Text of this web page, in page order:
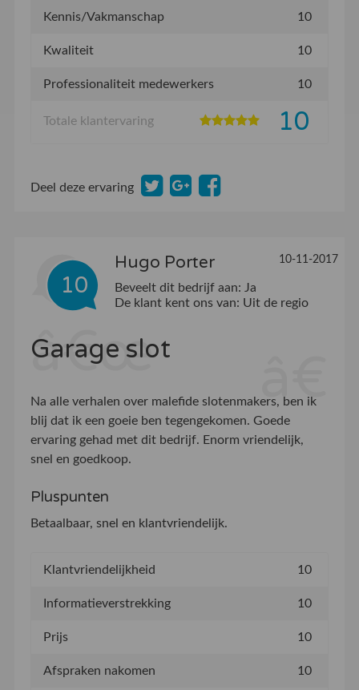
Kennis/Vakmanschap 10
Kwaliteit 10
Professionaliteit medewerkers 10
Totale klantervaring 10
Deel deze ervaring
10
Hugo Porter 10-11-2017
Beveelt dit bedrijf aan: Ja
De klant kent ons van: Uit de regio
Garage slot
Na alle verhalen over malefide slotenmakers, ben ik
blij dat ik een goeie ben tegengekomen. Goede
ervaring gehad met dit bedrijf. Enorm vriendelijk,
snel en goedkoop.
Pluspunten
Betaalbaar, snel en klantvriendelijk.
Klantvriendelijkheid 10
Informatieverstrekking 10
Prijs 10
Afspraken nakomen 10